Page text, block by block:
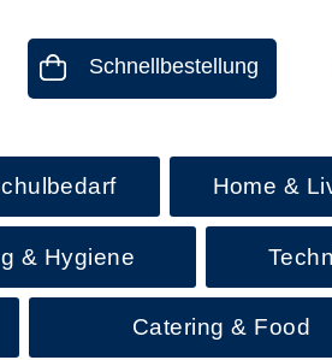
Schnellbestellung
Home &
& Hygiene
Catering & Food